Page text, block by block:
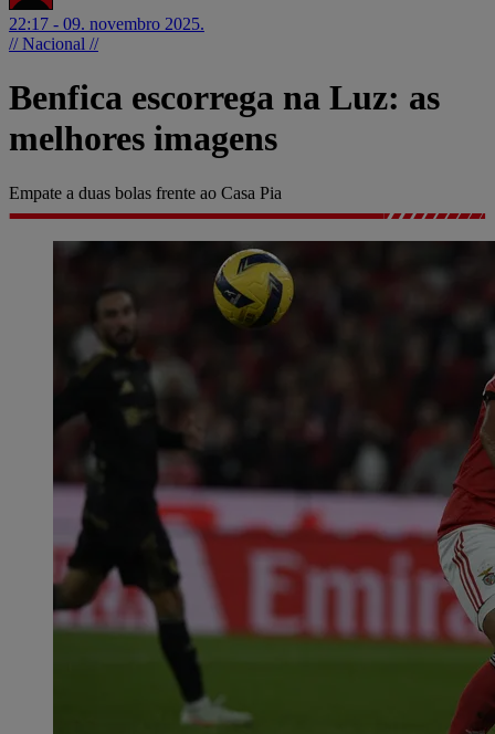
22:17 - 09. novembro 2025.
// Nacional //
Benfica escorrega na Luz: as
melhores imagens
Empate a duas bolas frente ao Casa Pia